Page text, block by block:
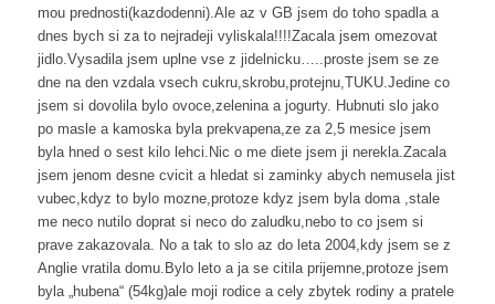
mou prednosti(kazdodenni).Ale az v GB jsem do toho spadla a
dnes bych si za to nejradeji vyliskala!!!!Zacala jsem omezovat
jidlo.Vysadila jsem uplne vse z jidelnicku…..proste jsem se ze
dne na den vzdala vsech cukru,skrobu,protejnu,TUKU.Jedine co
jsem si dovolila bylo ovoce,zelenina a jogurty. Hubnuti slo jako
po masle a kamoska byla prekvapena,ze za 2,5 mesice jsem
byla hned o sest kilo lehci.Nic o me diete jsem ji nerekla.Zacala
jsem jenom desne cvicit a hledat si zaminky abych nemusela jist
vubec,kdyz to bylo mozne,protoze kdyz jsem byla doma ,stale
me neco nutilo doprat si neco do zaludku,nebo to co jsem si
prave zakazovala. No a tak to slo az do leta 2004,kdy jsem se z
Anglie vratila domu.Bylo leto a ja se citila prijemne,protoze jsem
byla „hubena“ (54kg)ale moji rodice a cely zbytek rodiny a pratele